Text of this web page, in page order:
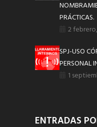
PRÁCTICAS.
2
SPJ-USO
PERSONAL
1
ENTRADAS